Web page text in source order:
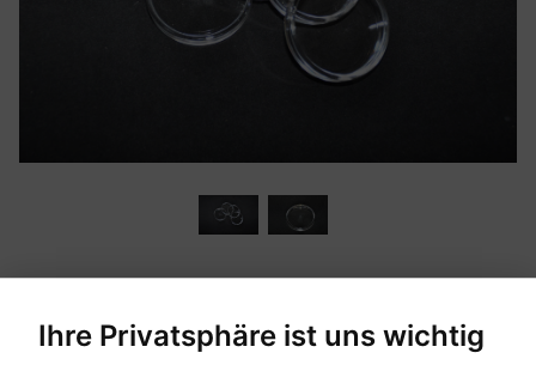
Ihre Privatsphäre ist uns wichtig